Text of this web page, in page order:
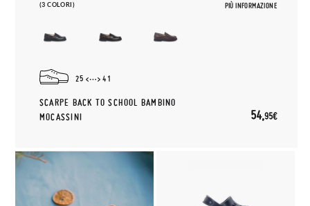
(3 COLORI) PIÙ INFORMAZIONE
25 41
SCARPE BACK TO SCHOOL BAMBINO
MOCASSINI
54,95€